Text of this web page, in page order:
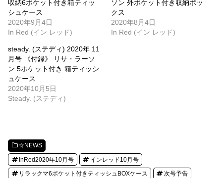
収納6ポケット付き箱ティッ
シュケース
2020年9月4日
In Red (イン レッド)
ソン 外ポケット付き収納ボッ
クス
2020年8月4日
In Red (イン レッド)
steady. (ステディ) 2020年 11
月号 《付録》 リサ・ラーソ
ン 5ポケット付き 箱ティッシ
ュケース
2020年10月5日
Steady. (ステディ)
☆NEWS
InRed2020年10月号 インレッド10月号
リラックマ6ポケット付きティッシュBOXケース 次号予告